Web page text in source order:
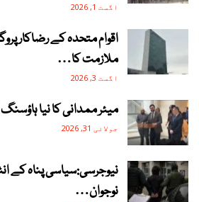
اگست 1, 2026
اقوام متحدہ کے رضاکار
ملازمت کا…
اگست 3, 2026
میئر ممدانی کا نیا ہاؤسنگ
جولائی 31, 2026
نیوجرسی:سیاسی پناہ کے
نوجوان…